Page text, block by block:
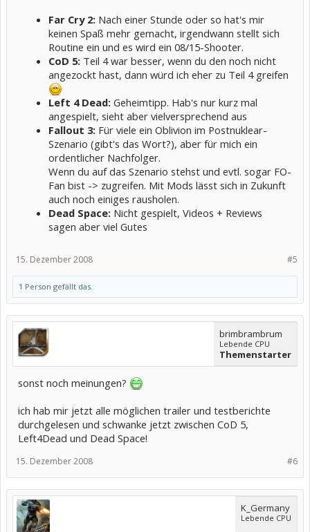
Far Cry 2: Nach einer Stunde oder so hat's mir
keinen Spaß mehr gemacht, irgendwann stellt sich
Routine ein und es wird ein 08/15-Shooter.
CoD 5: Teil 4 war besser, wenn du den noch nicht
angezockt hast, dann würd ich eher zu Teil 4 greifen
Left 4 Dead: Geheimtipp. Hab's nur kurz mal
angespielt, sieht aber vielversprechend aus
Fallout 3: Für viele ein Oblivion im Postnuklear-
Szenario (gibt's das Wort?), aber für mich ein
ordentlicher Nachfolger.
Wenn du auf das Szenario stehst und evtl. sogar FO-
Fan bist -> zugreifen. Mit Mods lässt sich in Zukunft
auch noch einiges rausholen.
Dead Space: Nicht gespielt, Videos + Reviews
sagen aber viel Gutes
#5
15. Dezember 2008
1 Person gefällt das.
brimbrambrum
Lebende CPU
Themenstarter
sonst noch meinungen?
ich hab mir jetzt alle möglichen trailer und testberichte
durchgelesen und schwanke jetzt zwischen CoD 5,
Left4Dead und Dead Space!
#6
15. Dezember 2008
K_Germany
Lebende CPU